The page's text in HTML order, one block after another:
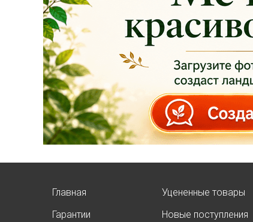
Успейте приобрести
качественные
растения и украсить
свой сад! Всех ждём
в нашем питомнике!
ЧИТАТЬ ДАЛЕЕ
АКЦИЯ ТУИ БРАБАНТ
Главная
Гарантии
Уцененные товары
Новые поступления